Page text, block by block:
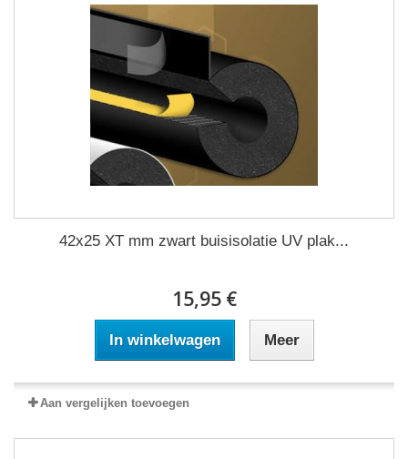
42x25 XT mm zwart buisisolatie UV plak...
15,95 €
In winkelwagen Meer
Aan vergelijken toevoegen